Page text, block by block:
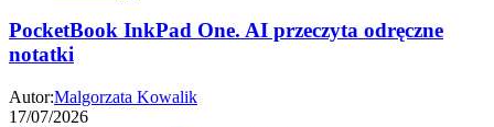
PocketBook InkPad One. AI przeczyta odręczne
notatki
Autor:Malgorzata Kowalik
17/07/2026